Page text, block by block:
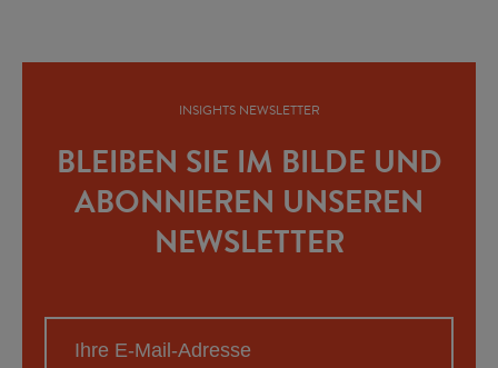
INSIGHTS NEWSLETTER
BLEIBEN SIE IM BILDE UND
ABONNIEREN UNSEREN
NEWSLETTER